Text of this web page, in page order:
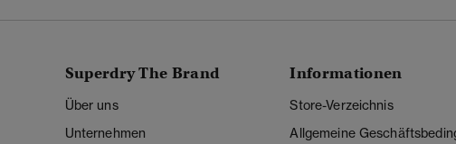
Superdry The Brand
Über uns
Unternehmen
Informationen
Store-Verzeichnis
Allgemeine